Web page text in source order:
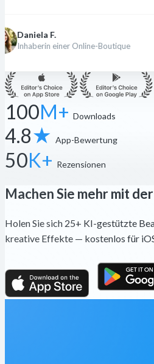
Boutique
100M+ Downloads
4.8★ App-Bewertung
50K+ Rezensionen
Machen Sie mehr mit
Holen Sie sich 25+ KI-gestützte
kreative Effekte — kostenlos für